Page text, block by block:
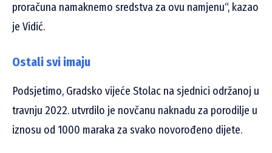
proračuna namaknemo sredstva za ovu namjenu“, kazao
je Vidić.
Ostali svi imaju
Podsjetimo, Gradsko vijeće Stolac na sjednici održanoj u
travnju 2022. utvrdilo je novčanu naknadu za porodilje u
iznosu od 1000 maraka za svako novorođeno dijete.